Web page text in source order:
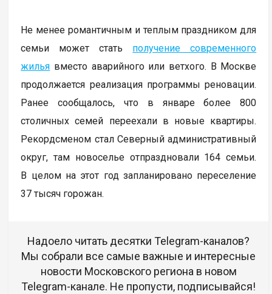
Не менее романтичным и теплым праздником для
семьи может стать получение современного
жилья вместо аварийного или ветхого. В Москве
продолжается реализация программы реновации.
Ранее сообщалось, что в январе более 800
столичных семей переехали в новые квартиры.
Рекордсменом стал Северный административный
округ, там новоселье отпраздновали 164 семьи.
В целом на этот год запланировано переселение
37 тысяч горожан.
Надоело читать десятки Telegram-каналов?
Мы собрали все самые важные и интересные
новости Московского региона в новом
Telegram-канале. Не пропусти, подписывайся!